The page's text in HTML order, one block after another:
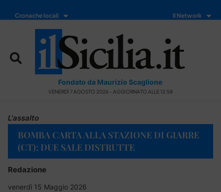
Cronache locali Il Network
Fondato da Maurizio Scaglione
VENERDÌ 7 AGOSTO 2026 - AGGIORNATO ALLE 12:58
L'assalto
BOMBA CARTA ALLA STAZIONE DI GIARRE
(CT): DUE SALE DISTRUTTE
Redazione
venerdì 15 Maggio 2026